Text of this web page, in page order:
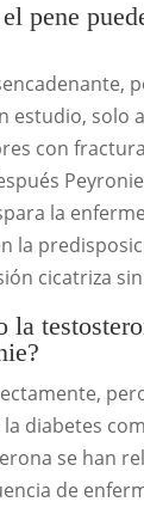
pene
estudio, solo
con
la
la
cicatriza
la
diabetes
se han
de